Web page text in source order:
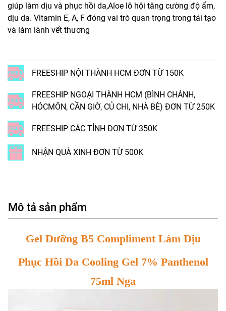
giúp làm dịu và phục hồi da,Aloe lô hội tăng cường độ ẩm,
dịu da. Vitamin E, A, F đóng vai trò quan trọng trong tái tạo
và làm lành vết thương
FREESHIP NỘI THÀNH HCM ĐƠN TỪ 150K
FREESHIP NGOẠI THÀNH HCM (BÌNH CHÁNH,
HÓCMÔN, CẦN GIỜ, CỦ CHI, NHÀ BÈ) ĐƠN TỪ 250K
FREESHIP CÁC TỈNH ĐƠN TỪ 350K
NHẬN QUÀ XINH ĐƠN TỪ 500K
Mô tả sản phẩm
Gel Dưỡng B5 Compliment Làm Dịu
Phục Hồi Da Cooling Gel 7% Panthenol
75ml Nga